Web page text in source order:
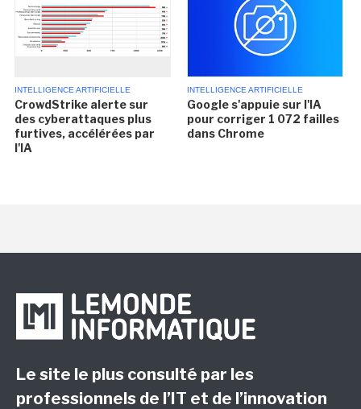
INTELLIGENCE ARTIFICIELLE
CrowdStrike alerte sur
des cyberattaques plus
furtives, accélérées par
l'IA
INTELLIGENCE ARTIFICIELLE
Google s'appuie sur l'IA
pour corriger 1 072 failles
dans Chrome
Le site le plus consulté par les
professionnels de l’IT et de l’innovation